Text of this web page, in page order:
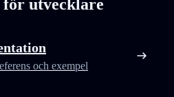
för utvecklare
och exempel